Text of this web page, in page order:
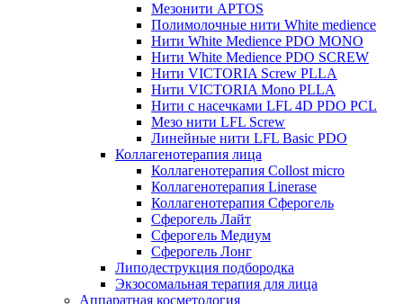
Мезонити APTOS
Полимолочные нити White medience
Нити White Medience PDO MONO
Нити White Medience PDO SCREW
Нити VICTORIA Screw PLLA
Нити VICTORIA Mono PLLA
Нити с насечками LFL 4D PDO PCL
Мезо нити LFL Screw
Линейные нити LFL Basic PDO
Коллагенотерапия лица
Коллагенотерапия Collost micro
Коллагенотерапия Linerase
Коллагенотерапия Сферогель
Сферогель Лайт
Сферогель Медиум
Сферогель Лонг
Липодеструкция подбородка
Экзосомальная терапия для лица
Аппаратная косметология